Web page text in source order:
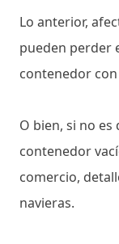
Lo anterior,
pueden perder
contenedor
O bien, si no
contenedor
comercio,
navieras.